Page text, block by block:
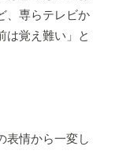
、専らテレビか
は覚え難い」と
表情から一変し